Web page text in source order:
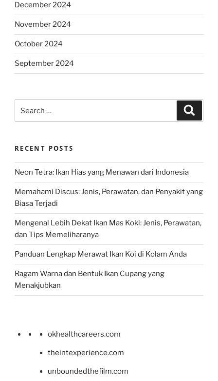
December 2024
November 2024
October 2024
September 2024
for:
RECENT POSTS
Neon Tetra: Ikan Hias yang Menawan dari Indonesia
Memahami Discus: Jenis, Perawatan, dan Penyakit yang
Biasa Terjadi
Mengenal Lebih Dekat Ikan Mas Koki: Jenis, Perawatan,
dan Tips Memeliharanya
Panduan Lengkap Merawat Ikan Koi di Kolam Anda
Ragam Warna dan Bentuk Ikan Cupang yang
Menakjubkan
okhealthcareers.com
theintexperience.com
unboundedthefilm.com